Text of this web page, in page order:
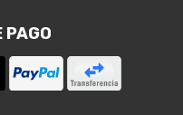
PAGO